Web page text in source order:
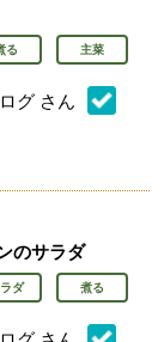
る 主菜
グ さん
のサラダ
ダ 煮る